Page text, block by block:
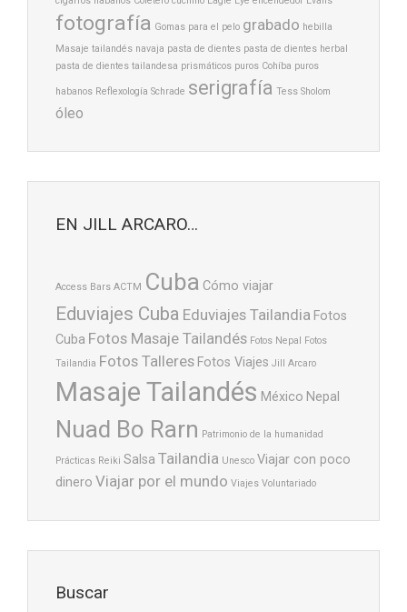
fotografía Gomas para el pelo grabado hebilla
Masaje tailandés navaja pasta de dientes pasta de dientes herbal
pasta de dientes tailandesa prismáticos puros Cohíba puros
habanos Reflexología Schrade serigrafía Tess Sholom
óleo
EN JILL ARCARO…
Access Bars ACTM Cuba Cómo viajar
Eduviajes Cuba Eduviajes Tailandia Fotos
Cuba Fotos Masaje Tailandés Fotos Nepal Fotos
Tailandia Fotos Talleres Fotos Viajes Jill Arcaro
Masaje Tailandés México Nepal
Nuad Bo Rarn Patrimonio de la humanidad
Prácticas Reiki Salsa Tailandia Unesco Viajar con poco
dinero Viajar por el mundo Viajes Voluntariado
Buscar